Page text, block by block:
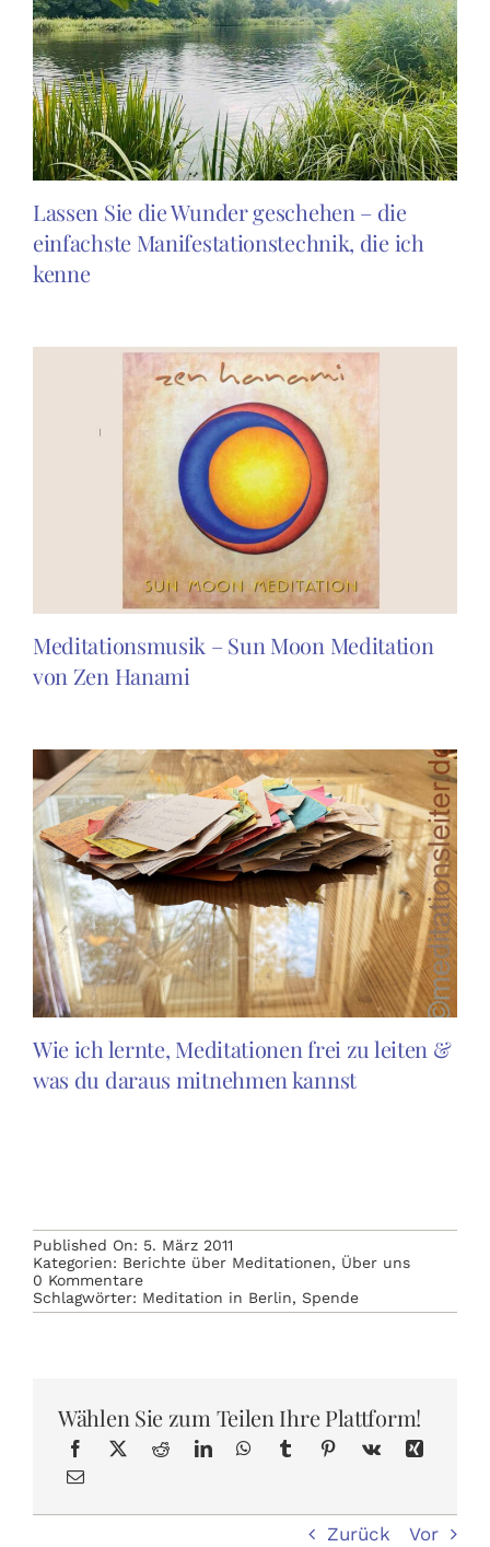
Lassen Sie die Wunder geschehen – die
einfachste Manifestationstechnik, die ich
kenne
Meditationsmusik – Sun Moon Meditation
von Zen Hanami
Wie ich lernte, Meditationen frei zu leiten &
was du daraus mitnehmen kannst
Published On: 5. März 2011
Kategorien: Berichte über Meditationen, Über uns
0 Kommentareon
Weihnachtsmeditation
2010
Kältebus
Schlagwörter: Meditation in Berlin, Spende
Wählen Sie zum Teilen Ihre Plattform!
Zurück Vor